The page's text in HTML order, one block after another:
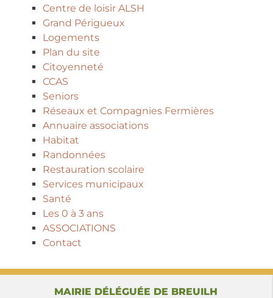
Centre de loisir ALSH
Grand Périgueux
Logements
Plan du site
Citoyenneté
CCAS
Seniors
Réseaux et Compagnies Fermières
Annuaire associations
Habitat
Randonnées
Restauration scolaire
Services municipaux
Santé
Les 0 à 3 ans
ASSOCIATIONS
Contact
MAIRIE DÉLÉGUÉE DE BREUILH